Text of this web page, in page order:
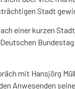
Stadt
einer kurzen
mit Hansjörg
Anwesenden